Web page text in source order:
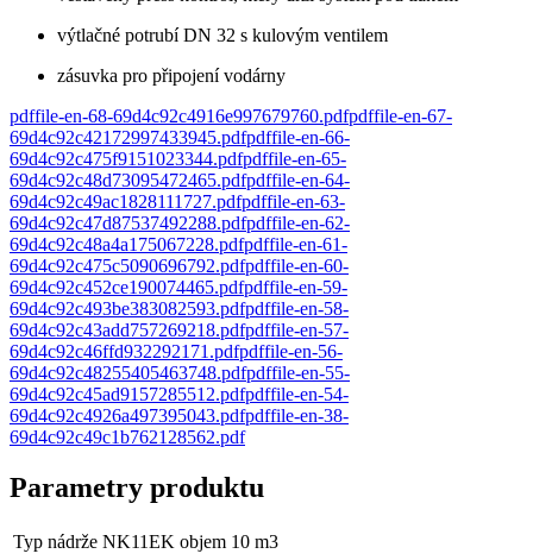
výtlačné potrubí DN 32 s kulovým ventilem
zásuvka pro připojení vodárny
pdffile-en-68-69d4c92c4916e997679760.pdfpdffile-en-67-
69d4c92c42172997433945.pdfpdffile-en-66-
69d4c92c475f9151023344.pdfpdffile-en-65-
69d4c92c48d73095472465.pdfpdffile-en-64-
69d4c92c49ac1828111727.pdfpdffile-en-63-
69d4c92c47d87537492288.pdfpdffile-en-62-
69d4c92c48a4a175067228.pdfpdffile-en-61-
69d4c92c475c5090696792.pdfpdffile-en-60-
69d4c92c452ce190074465.pdfpdffile-en-59-
69d4c92c493be383082593.pdfpdffile-en-58-
69d4c92c43add757269218.pdfpdffile-en-57-
69d4c92c46ffd932292171 .pdfpdffile-en-56-
69d4c92c48255405463748.pdfpdffile-en-55-
69d4c92c45ad9157285512.pdfpdffile-en-54-
69d4c92c4926a497395043.pdfpdffile-en-38-
69d4c92c49c1b762128562.pdf
Parametry produktu
Typ nádrže NK11EK objem 10 m3